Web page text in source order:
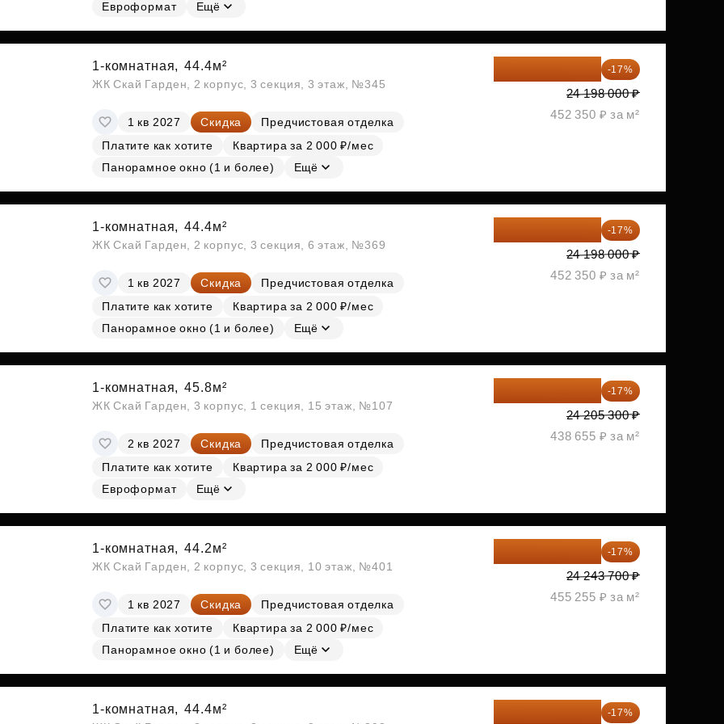
СубсидииЕвроформат
Ещё
1-комнатная, 44.4м²
ЖК Скай Гарден, 2 корпус, 3 секция, 3 этаж, №345
1 кв 2027 Скидка
Предчистовая отделка
Платите как хотите
Квартира за 2 000 ₽/мес
Панорамное окно (1 и более)
Ещё
-17%
24 198 000 ₽
452 350 ₽ за м²
1-комнатная, 44.4м²
ЖК Скай Гарден, 2 корпус, 3 секция, 6 этаж, №369
1 кв 2027 Скидка
Предчистовая отделка
Платите как хотите
Квартира за 2 000 ₽/мес
Панорамное окно (1 и более)
Ещё
-17%
24 198 000 ₽
452 350 ₽ за м²
1-комнатная, 45.8м²
ЖК Скай Гарден, 3 корпус, 1 секция, 15 этаж, №107
2 кв 2027 Скидка
Предчистовая отделка
Платите как хотите
Квартира за 2 000 ₽/мес
Евроформат
Ещё
-17%
24 205 300 ₽
438 655 ₽ за м²
1-комнатная, 44.2м²
ЖК Скай Гарден, 2 корпус, 3 секция, 10 этаж, №401
1 кв 2027 Скидка
Предчистовая отделка
Платите как хотите
Квартира за 2 000 ₽/мес
Панорамное окно (1 и более)
Ещё
-17%
24 243 700 ₽
455 255 ₽ за м²
1-комнатная, 44.4м² -17%